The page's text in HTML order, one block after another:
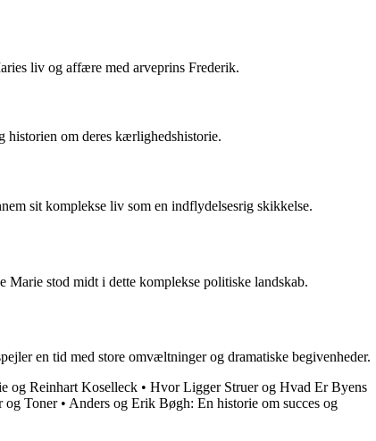
liv og affære med arveprins Frederik.
historien om deres kærlighedshistorie.
sit komplekse liv som en indflydelsesrig skikkelse.
stod midt i dette komplekse politiske landskab.
en tid med store omvæltninger og dramatiske begivenheder.
og Reinhart Koselleck • Hvor Ligger Struer og Hvad Er Byens
og Toner• Anders og Erik Bøgh: En historie om succes og